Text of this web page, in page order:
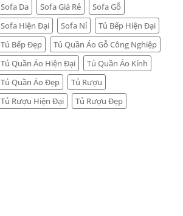
Sofa Da
Sofa Giá Rẻ
Sofa Gỗ
Sofa Hiện Đại
Sofa Nỉ
Tủ Bếp Hiện Đại
Tủ Bếp Đẹp
Tủ Quần Áo Gỗ Công Nghiệp
Tủ Quần Áo Hiện Đại
Tủ Quần Áo Kính
Tủ Quần Áo Đẹp
Tủ Rượu
Tủ Rượu Hiện Đại
Tủ Rượu Đẹp